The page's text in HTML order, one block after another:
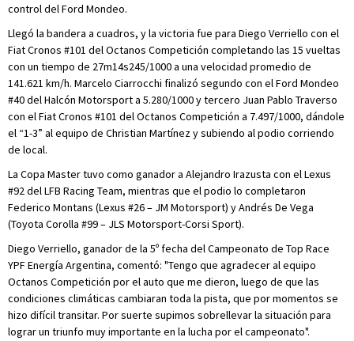
control del Ford Mondeo.
Llegó la bandera a cuadros, y la victoria fue para Diego Verriello con el
Fiat Cronos #101 del Octanos Competición completando las 15 vueltas
con un tiempo de 27m14s245/1000 a una velocidad promedio de
141.621 km/h. Marcelo Ciarrocchi finalizó segundo con el Ford Mondeo
#40 del Halcón Motorsport a 5.280/1000 y tercero Juan Pablo Traverso
con el Fiat Cronos #101 del Octanos Competición a 7.497/1000, dándole
el “1-3” al equipo de Christian Martínez y subiendo al podio corriendo
de local.
La Copa Master tuvo como ganador a Alejandro Irazusta con el Lexus
#92 del LFB Racing Team, mientras que el podio lo completaron
Federico Montans (Lexus #26 – JM Motorsport) y Andrés De Vega
(Toyota Corolla #99 – JLS Motorsport-Corsi Sport).
Diego Verriello, ganador de la 5º fecha del Campeonato de Top Race
YPF Energía Argentina, comentó: "Tengo que agradecer al equipo
Octanos Competición por el auto que me dieron, luego de que las
condiciones climáticas cambiaran toda la pista, que por momentos se
hizo difícil transitar. Por suerte supimos sobrellevar la situación para
lograr un triunfo muy importante en la lucha por el campeonato".